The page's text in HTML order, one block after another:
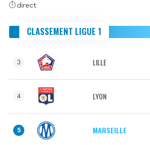
direct
CLASSEMENT LIGUE 1
3 LILLE
4 LYON
5 MARSEILLE